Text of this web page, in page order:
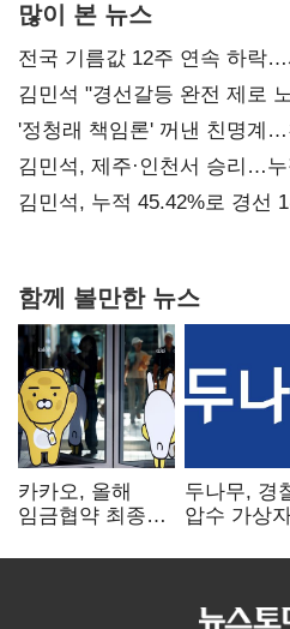
많이 본 뉴스
전국 기름값 12주 연속 하락
김민석 "경선갈등 완전 제로
사과부터"
'정청래 책임론' 꺼낸 친명계
때리기
김민석, 제주·인천서 승리…누
탈환'(종합)
김민석, 누적 45.42%로 경선
함께 볼만한 뉴스
카카오, 올해
임금협약 최종
인상·격려금
두나무, 경
압수 가상
커스터디